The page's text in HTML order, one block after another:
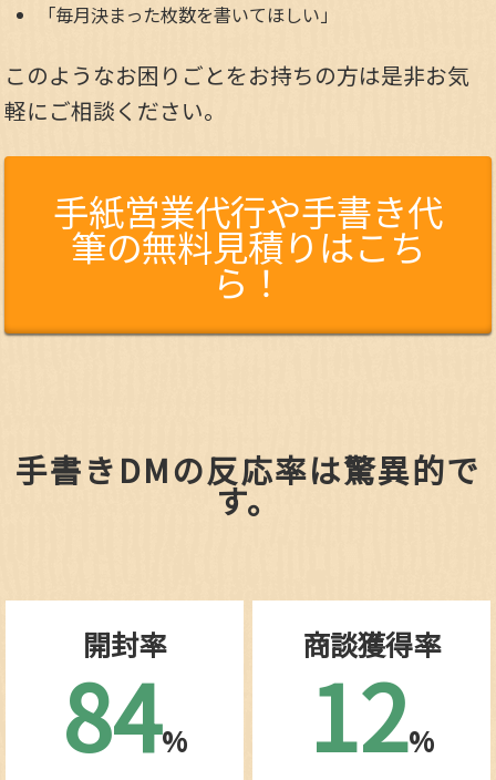
「毎月決まった枚数を書いてほしい」
このようなお困りごとをお持ちの方は是非お気
軽にご相談ください。
手紙営業代行や手書き代
筆の無料見積りはこち
ら！
手書きDMの反応率は驚異的で
す。
開封率
84%
商談獲得率
12%